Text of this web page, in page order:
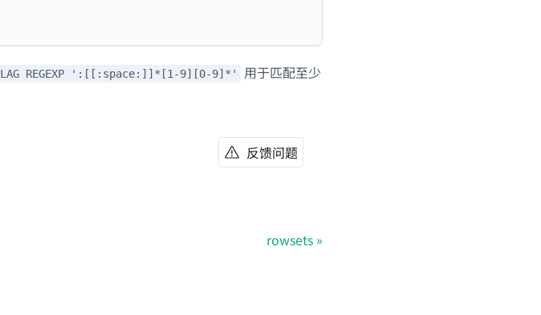
LAG REGEXP ':[[:space:]]*[1-9][0-9]*'
用于匹配至少
反馈问题
rowsets